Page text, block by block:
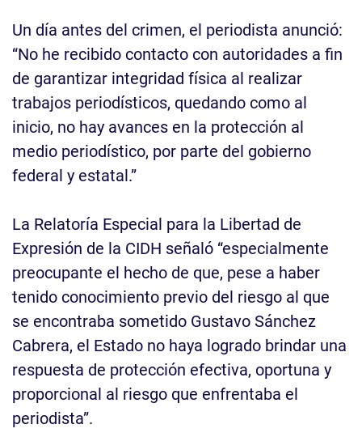
Un día antes del crimen, el periodista anunció:
“No he recibido contacto con autoridades a fin
de garantizar integridad física al realizar
trabajos periodísticos, quedando como al
inicio, no hay avances en la protección al
medio periodístico, por parte del gobierno
federal y estatal.”
La Relatoría Especial para la Libertad de
Expresión de la CIDH señaló “especialmente
preocupante el hecho de que, pese a haber
tenido conocimiento previo del riesgo al que
se encontraba sometido Gustavo Sánchez
Cabrera, el Estado no haya logrado brindar una
respuesta de protección efectiva, oportuna y
proporcional al riesgo que enfrentaba el
periodista”.